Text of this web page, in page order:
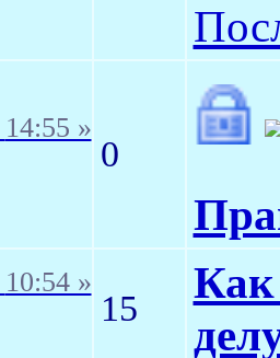
14:55 »
0
10:54 »
15
Как